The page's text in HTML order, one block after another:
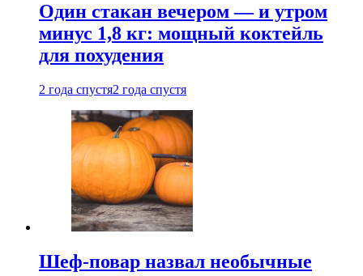
Один стакан вечером — и утром
минус 1,8 кг: мощный коктейль
для похудения
2 года спустя2 года спустя
Шеф-повар назвал необычные